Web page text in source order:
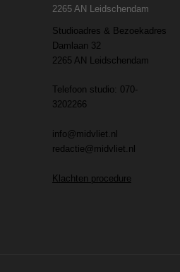
2265 AN Leidschendam
Studioadres & Bezoekadres
Damlaan 32
2265 AN Leidschendam
Telefoon studio: 070-
3202266
info@midvliet.nl
redactie@midvliet.nl
Klachten procedure